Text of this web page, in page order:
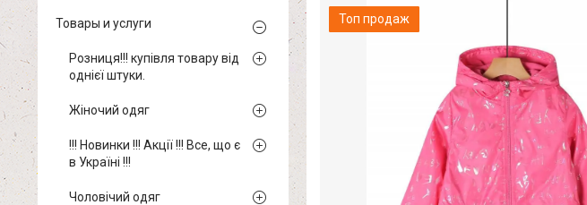
Топ продаж
Товары и услуги
Розниця!!! купівля товару від
однієї штуки.
Жіночий одяг
!!! Новинки !!! Акції !!! Все, що є
в Україні !!!
Чоловічий одяг